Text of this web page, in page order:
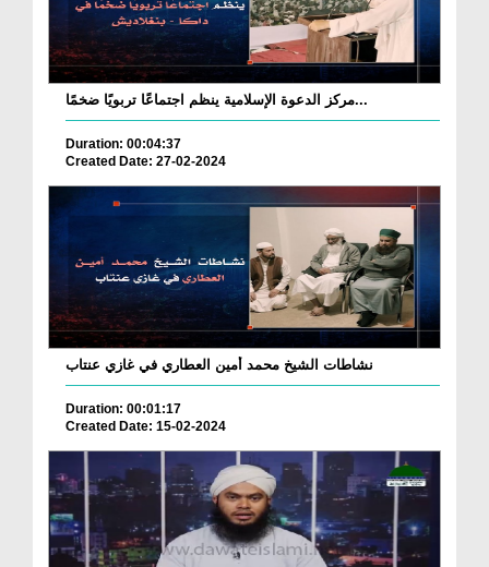
مركز الدعوة الإسلامية ينظم اجتماعًا تربويًا ضخمًا...
Duration: 00:04:37
Created Date: 27-02-2024
نشاطات الشيخ محمد أمين العطاري في غازي عنتاب
Duration: 00:01:17
Created Date: 15-02-2024